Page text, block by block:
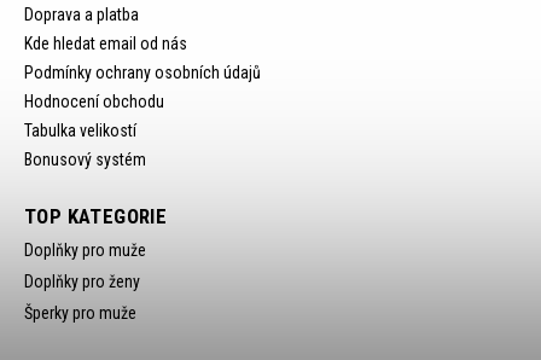
Doprava a platba
Kde hledat email od nás
Podmínky ochrany osobních údajů
Hodnocení obchodu
Tabulka velikostí
Bonusový systém
TOP KATEGORIE
Doplňky pro muže
Doplňky pro ženy
Šperky pro muže